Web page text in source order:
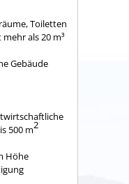
Toiletten
als 20 m³
Gebäude
500 m2
Höhe